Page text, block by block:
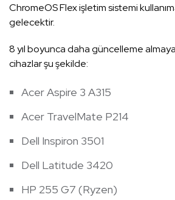
ChromeOS Flex işletim sistemi
gelecektir.
8 yıl boyunca daha güncelleme
cihazlar şu şekilde:
Acer Aspire 3 A315
Acer TravelMate P214
Dell Inspiron 3501
Dell Latitude 3420
HP 255 G7 (Ryzen)